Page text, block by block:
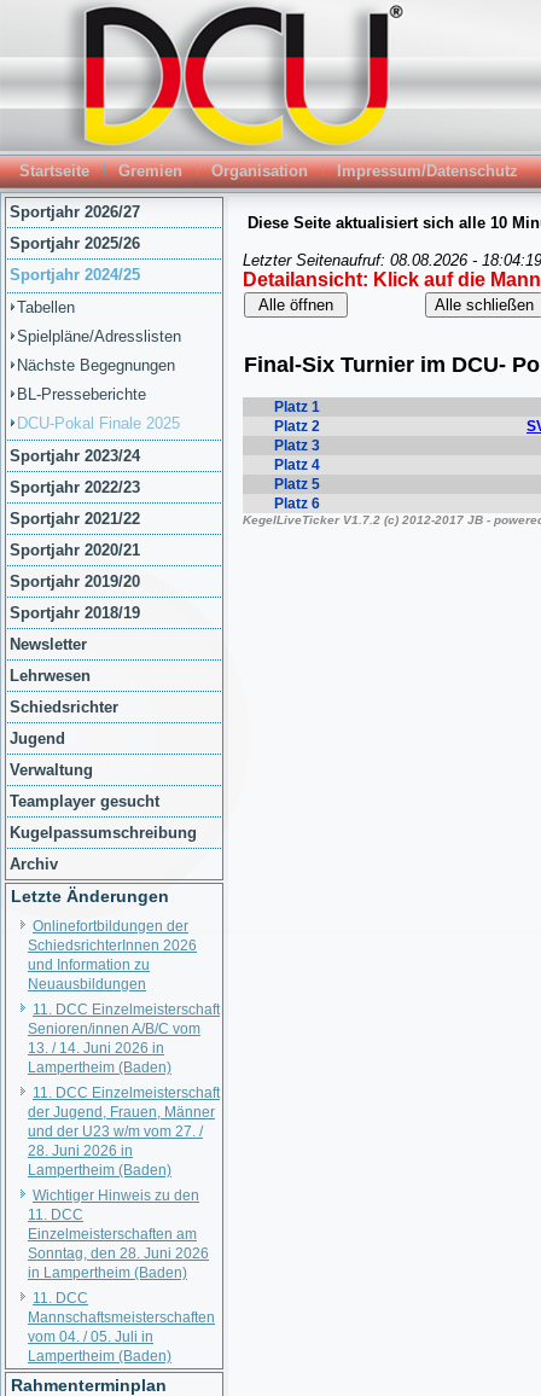
Startseite Gremien Organisation Impressum/Datenschutz
Sportjahr 2026/27
Sportjahr 2025/26
Sportjahr 2024/25
Tabellen
Spielpläne/Adresslisten
Nächste Begegnungen
BL-Presseberichte
DCU-Pokal Finale 2025
Sportjahr 2023/24
Sportjahr 2022/23
Sportjahr 2021/22
Sportjahr 2020/21
Sportjahr 2019/20
Sportjahr 2018/19
Newsletter
Lehrwesen
Schiedsrichter
Jugend
Verwaltung
Teamplayer gesucht
Kugelpassumschreibung
Archiv
Letzte Änderungen
Onlinefortbildungen der
SchiedsrichterInnen 2026
und Information zu
Neuausbildungen
11. DCC Einzelmeisterschaft
Senioren/innen A/B/C vom
13. / 14. Juni 2026 in
Lampertheim (Baden)
11. DCC Einzelmeisterschaft
der Jugend, Frauen, Männer
und der U23 w/m vom 27. /
28. Juni 2026 in
Lampertheim (Baden)
Wichtiger Hinweis zu den
11. DCC
Einzelmeisterschaften am
Sonntag, den 28. Juni 2026
in Lampertheim (Baden)
11. DCC
Mannschaftsmeisterschaften
vom 04. / 05. Juli in
Lampertheim (Baden)
Rahmenterminplan